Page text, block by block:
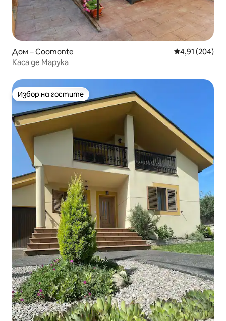
Дом – Coomonte Средна
4,91 (204)
Каса де Марука
Избор на гостите
Избор на гостите